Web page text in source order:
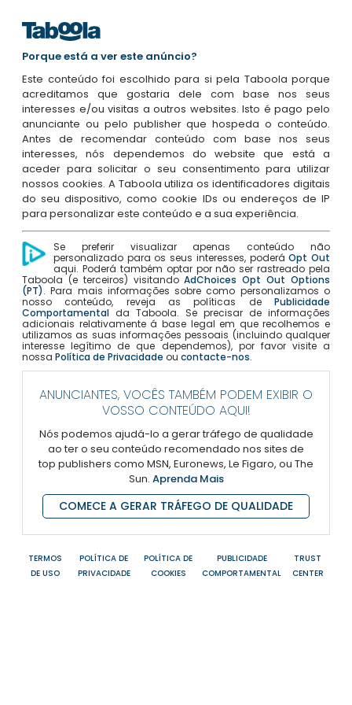
Porque está a ver este anúncio?
Este conteúdo foi escolhido para si pela Taboola porque
acreditamos que gostaria dele com base nos seus
interesses e/ou visitas a outros websites. Isto é pago pelo
anunciante ou pelo publisher que hospeda o conteúdo.
Antes de recomendar conteúdo com base nos seus
interesses, nós dependemos do website que está a
aceder para solicitar o seu consentimento para utilizar
nossos cookies. A Taboola utiliza os identificadores digitais
do seu dispositivo, como cookie IDs ou endereços de IP
para personalizar este conteúdo e a sua experiência.
Se preferir visualizar apenas conteúdo não
personalizado para os seus interesses, poderáOpt Out
aqui. Poderá também optar por não ser rastreado pela
Taboola (e terceiros) visitandoAdChoices Opt Out Options
(PT). Para mais informações sobre como personalizamos o
nosso conteúdo, reveja as políticas de Publicidade
Comportamental da Taboola. Se precisar de informações
adicionais relativamente á base legal em que recolhemos e
utilizamos as suas informações pessoais (incluindo qualquer
interesse legítimo de que dependemos), por favor visite a
nossa Política de Privacidade ou contacte-nos.
ANUNCIANTES, VOCÊS TAMBÉM PODEM EXIBIR O
VOSSO CONTEÚDO AQUI!
Nós podemos ajudá-lo a gerar tráfego de qualidade
ao ter o seu conteúdo recomendado nos sites de
top publishers como MSN, Euronews, Le Figaro, ou The
Sun. Aprenda Mais
COMECE A GERAR TRÁFEGO DE QUALIDADE
TERMOS
DE USO
POLÍTICA DE
PRIVACIDADE
POLÍTICA DE
COOKIES
PUBLICIDADE
COMPORTAMENTAL
TRUST
CENTER